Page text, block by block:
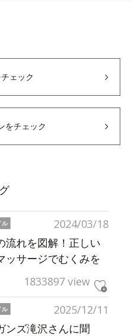
ェック
をチェック
2024/03/18
ル
流れを図解！正しい
ッサージでむくみを
1833897 view
2025/12/11
ル
ンズ滝沢さんに聞